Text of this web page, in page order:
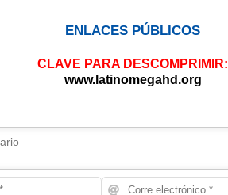
ENLACES PÚBLICOS
CLAVE PARA DESCOMPRIMIR:
www.latinomegahd.org